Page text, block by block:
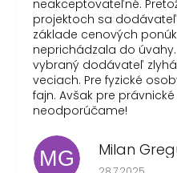
neakceptovateľné.
projektoch sa
základe cenových
neprichádzala do
vybraný dodávateľ
veciach. Pre fyzické
fajn. Avšak pre
neodporúčame!
MG Milan
Hodnotenie